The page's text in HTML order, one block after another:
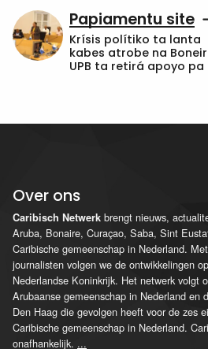
Papiamentu site
Krísis polítiko ta lanta
kabes atrobe na
UPB ta retirá apoyo pa
Over ons
Caribisch Netwerk brengt nieuws,
Aruba, Bonaire, Curaçao, Saba, Sint
Caribische gemeenschap in Nederland.
journalisten volgen we de ontwikkelingen
Nederlandse Koninkrijk. Het netwerk volgt
Arubaanse gemeenschap in Nederland en
Den Haag die gevolgen heeft voor de zes
Caribische gemeenschap in Nederland.
onafhankelijk. ...